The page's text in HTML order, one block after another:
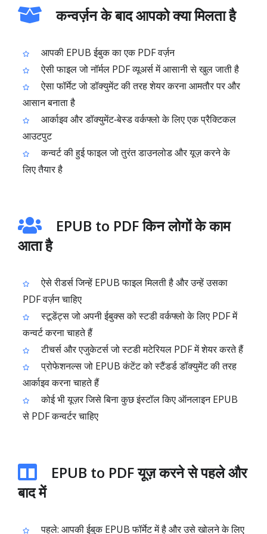
कन्वर्ज़न के बाद आपको क्या मिलता है
आपकी EPUB ईबुक का एक PDF वर्ज़न
ऐसी फाइल जो नॉर्मल PDF व्यूअर्स में आसानी से खुल जाती है
ऐसा फॉर्मेट जो डॉक्युमेंट की तरह शेयर करना आमतौर पर और
आसान बनाता है
आर्काइव और डॉक्युमेंट‑बेस्ड वर्कफ्लो के लिए एक प्रैक्टिकल
आउटपुट
कन्वर्ट की हुई फाइल जो तुरंत डाउनलोड और यूज़ करने के
लिए तैयार है
EPUB to PDF किन लोगों के काम
आता है
ऐसे रीडर्स जिन्हें EPUB फाइल मिलती है और उन्हें उसका
PDF वर्ज़न चाहिए
स्टूडेंट्स जो अपनी ईबुक्स को स्टडी वर्कफ्लो के लिए PDF में
कन्वर्ट करना चाहते हैं
टीचर्स और एजुकेटर्स जो स्टडी मटेरियल PDF में शेयर करते हैं
प्रोफेशनल्स जो EPUB कंटेंट को स्टैंडर्ड डॉक्युमेंट की तरह
आर्काइव करना चाहते हैं
कोई भी यूज़र जिसे बिना कुछ इंस्टॉल किए ऑनलाइन EPUB
से PDF कन्वर्टर चाहिए
EPUB to PDF यूज़ करने से पहले और
बाद में
पहले: आपकी ईबुक EPUB फॉर्मेट में है और उसे खोलने के लिए